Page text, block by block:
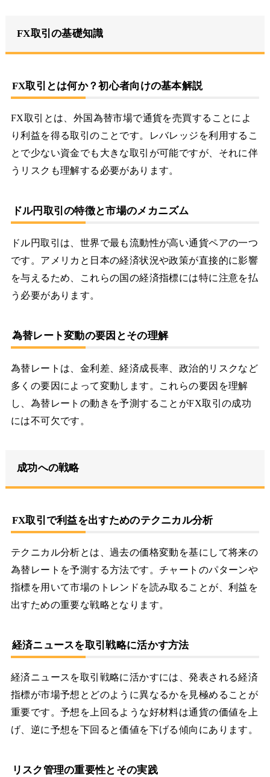
FX取引の基礎知識
FX取引とは何か？初心者向けの基本解説
FX取引とは、外国為替市場で通貨を売買することによ
り利益を得る取引のことです。レバレッジを利用するこ
とで少ない資金でも大きな取引が可能ですが、それに伴
うリスクも理解する必要があります。
ドル円取引の特徴と市場のメカニズム
ドル円取引は、世界で最も流動性が高い通貨ペアの一つ
です。アメリカと日本の経済状況や政策が直接的に影響
を与えるため、これらの国の経済指標には特に注意を払
う必要があります。
為替レート変動の要因とその理解
為替レートは、金利差、経済成長率、政治的リスクなど
多くの要因によって変動します。これらの要因を理解
し、為替レートの動きを予測することがFX取引の成功
には不可欠です。
成功への戦略
FX取引で利益を出すためのテクニカル分析
テクニカル分析とは、過去の価格変動を基にして将来の
為替レートを予測する方法です。チャートのパターンや
指標を用いて市場のトレンドを読み取ることが、利益を
出すための重要な戦略となります。
経済ニュースを取引戦略に活かす方法
経済ニュースを取引戦略に活かすには、発表される経済
指標が市場予想とどのように異なるかを見極めることが
重要です。予想を上回るような好材料は通貨の価値を上
げ、逆に予想を下回ると価値を下げる傾向にあります。
リスク管理の重要性とその実践